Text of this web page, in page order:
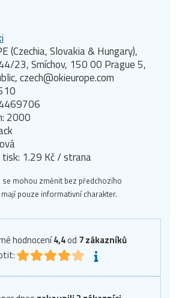
(Czechia, Slovakia & Hungary),
23, Smíchov, 150 00 Prague 5,
czech@okieurope.com
2000
1.29 Kč / strana
se mohou změnit bez předchozího
pouze informativní charakter.
hodnocení4,4od 7zákazníků